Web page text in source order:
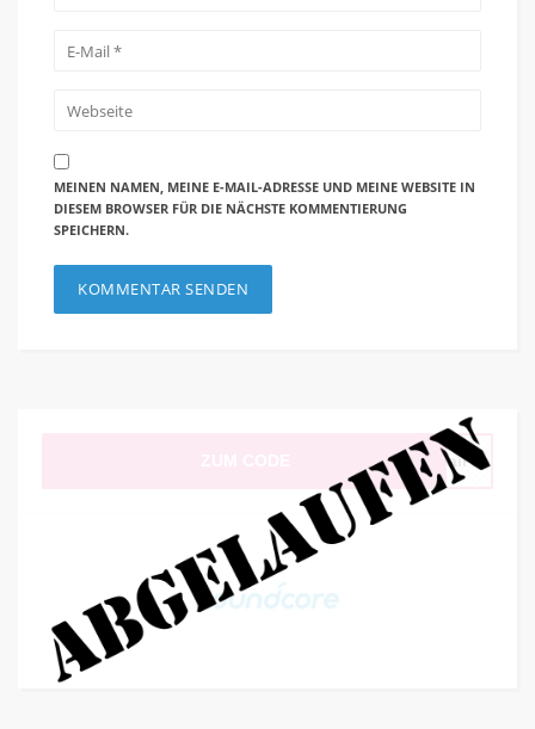
MEINEN NAMEN, MEINE E-MAIL-ADRESSE UND MEINE WEBSITE IN
DIESEM BROWSER FÜR DIE NÄCHSTE KOMMENTIERUNG
SPEICHERN.
Mail